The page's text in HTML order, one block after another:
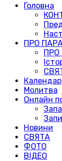
Головна
ПРО
ПРО
Календар
Молитва
Онлайн
Новини
СВЯТА
ФОТО
ВІДЕО